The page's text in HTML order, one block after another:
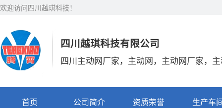
欢迎访问四川越琪科技！
四川越琪科技有限公司
四川主动网厂家，主动网，主动网厂家，
首页 公司简介 资质荣誉 生产车